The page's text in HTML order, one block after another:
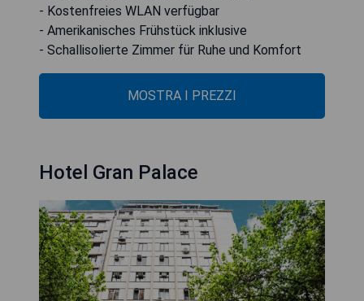
- Kostenfreies WLAN verfügbar
- Amerikanisches Frühstück inklusive
- Schallisolierte Zimmer für Ruhe und Komfort
MOSTRA I PREZZI
Hotel Gran Palace